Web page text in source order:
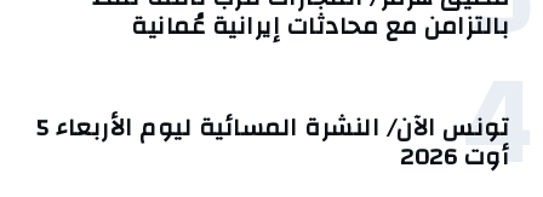
بالتزامن مع محادثات إيرانية عُمانية
4 تونس الآن/ النشرة المسائية ليوم الأربعاء 5
أوت 2026